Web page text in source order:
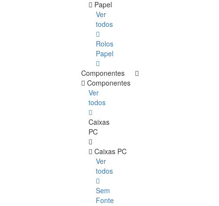
Papel
Ver
todos
Rolos
Papel
Componentes
Componentes
Ver
todos
Caixas
PC
Caixas PC
Ver
todos
Sem
Fonte